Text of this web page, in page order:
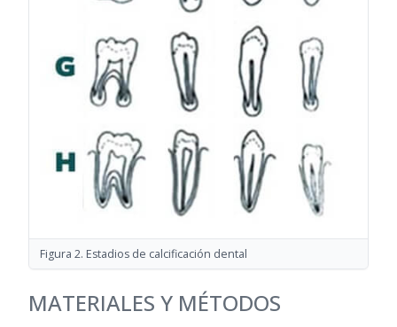
Figura 2. Estadios de calcificación dental
MATERIALES Y MÉTODOS